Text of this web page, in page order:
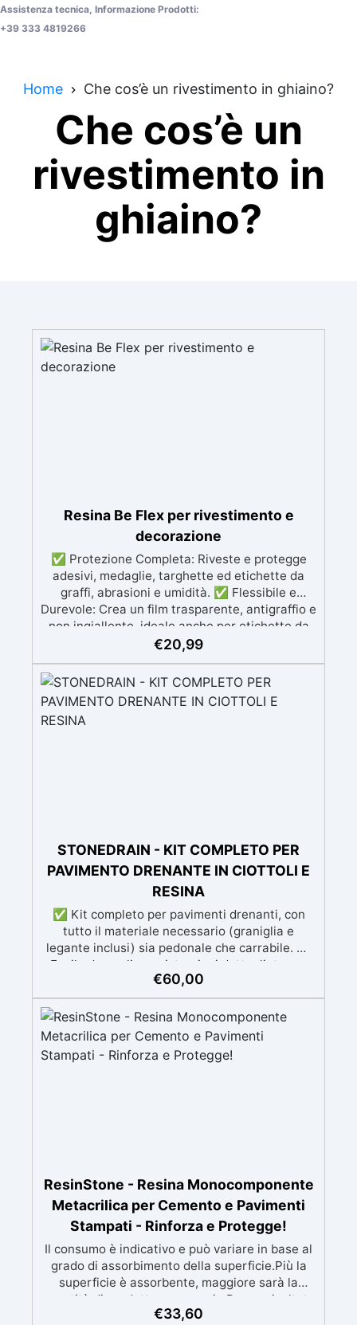
Assistenza tecnica, Informazione Prodotti:
+39 333 4819266
Home Che cos’è un rivestimento in ghiaino?
Che cos’è un
rivestimento in
ghiaino?
Resina Be Flex per rivestimento e
decorazione
✅ Protezione Completa: Riveste e protegge
adesivi, medaglie, targhette ed etichette da
graffi, abrasioni e umidità. ✅ Flessibile e
Durevole: Crea un film trasparente, antigraffio e
non ingiallente, ideale anche per etichette da
esterno. ✅ Facile Applicazione: Compatibile
luci LED. ✅ Resistenza Termica e Dielettrica:
da -40°C a +80°C , con ottima capacità isolanti
anche di circuiti elettrici ✅ Aspetto Lucido:
Finitura brillante e senza bolle per risultati
€20,99
STONEDRAIN - KIT COMPLETO PER
PAVIMENTO DRENANTE IN CIOTTOLI E
RESINA
✅ Kit completo per pavimenti drenanti, con
tutto il materiale necessario (graniglia e
legante inclusi) sia pedonale che carrabile. ✅
Facile da applicare: istruzioni dettagliate per
risultati impeccabili, senza bisogno di
esperienza, con assistenza video/telefonica
gratuita ✅ Economico e Veloce: rinnova le
superfici con una spesa minima, evitando
costosi lavori di ripristino, in appena 24h ✅
Versatile e personalizzabile: adatto a cemento,
€60,00
ResinStone - Resina Monocomponente
Metacrilica per Cemento e Pavimenti
Stampati - Rinforza e Protegge!
Il consumo è indicativo e può variare in base al
grado di assorbimento della superficie.Più la
superficie è assorbente, maggiore sarà la
quantità di prodotto necessaria.Per un risultato
ottimale, consigliamo di acquistare una
€33,60